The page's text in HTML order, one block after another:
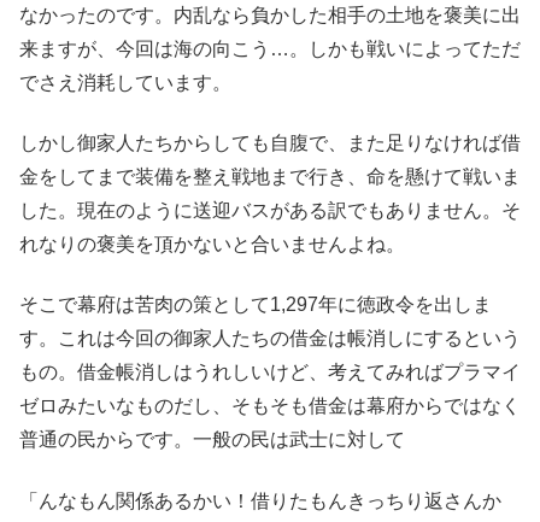
なかったのです。内乱なら負かした相手の土地を褒美に出
来ますが、今回は海の向こう…。しかも戦いによってただ
でさえ消耗しています。
しかし御家人たちからしても自腹で、また足りなければ借
金をしてまで装備を整え戦地まで行き、命を懸けて戦いま
した。現在のように送迎バスがある訳でもありません。そ
れなりの褒美を頂かないと合いませんよね。
そこで幕府は苦肉の策として1,297年に徳政令を出しま
す。これは今回の御家人たちの借金は帳消しにするという
もの。借金帳消しはうれしいけど、考えてみればプラマイ
ゼロみたいなものだし、そもそも借金は幕府からではなく
普通の民からです。一般の民は武士に対して
「んなもん関係あるかい！借りたもんきっちり返さんか